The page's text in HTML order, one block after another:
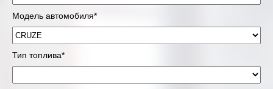
Модель автомобиля*
Тип топлива*